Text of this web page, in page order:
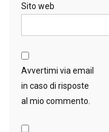
Sito web
Avvertimi via email
in caso di risposte
al mio commento.